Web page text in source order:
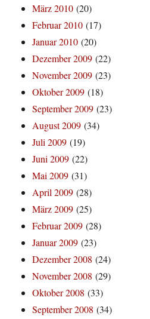
März 2010 (20)
Februar 2010 (17)
Januar 2010 (20)
Dezember 2009 (22)
November 2009 (23)
Oktober 2009 (18)
September 2009 (23)
August 2009 (34)
Juli 2009 (19)
Juni 2009 (22)
Mai 2009 (31)
April 2009 (28)
März 2009 (25)
Februar 2009 (28)
Januar 2009 (23)
Dezember 2008 (24)
November 2008 (29)
Oktober 2008 (33)
September 2008 (34)